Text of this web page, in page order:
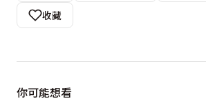
收藏
你可能想看